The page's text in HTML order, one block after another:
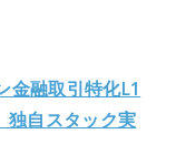
金融取引特化L1
自スタック実